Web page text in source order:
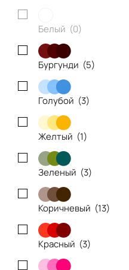
Белый (0)
Бургунди (5)
Голубой (3)
Желтый (1)
Зеленый (3)
Коричневый (13)
Красный (3)